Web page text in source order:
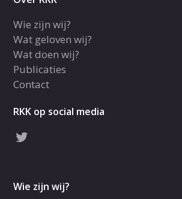
Wie zijn wij?
Wat geloven wij?
Wat doen wij?
Publicaties
Contact
RKK op social media
Wie zijn wij?